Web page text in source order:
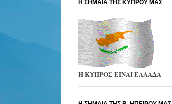
Η ΣΗΜΑΙΑ ΤΗΣ ΚΥΠΡΟΥ ΜΑΣ
Η ΚΥΠΡΟΣ ΕΙΝΑΙ ΕΛΛΑΔΑ